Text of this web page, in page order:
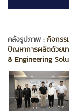
คลังรูปภาพ :กิจกรร
ปัญหาการผลิตด้วยเ
& Engineering